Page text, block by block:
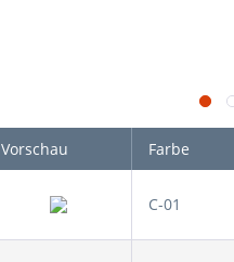
Vorschau Farbe
C-01